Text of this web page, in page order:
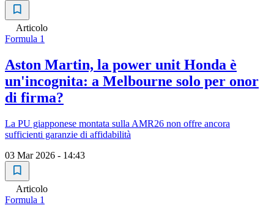
Articolo
Formula 1
Aston Martin, la power unit Honda è
un'incognita: a Melbourne solo per onor
di firma?
La PU giapponese montata sulla AMR26 non offre ancora
sufficienti garanzie di affidabilità
03 Mar 2026 - 14:43
Articolo
Formula 1